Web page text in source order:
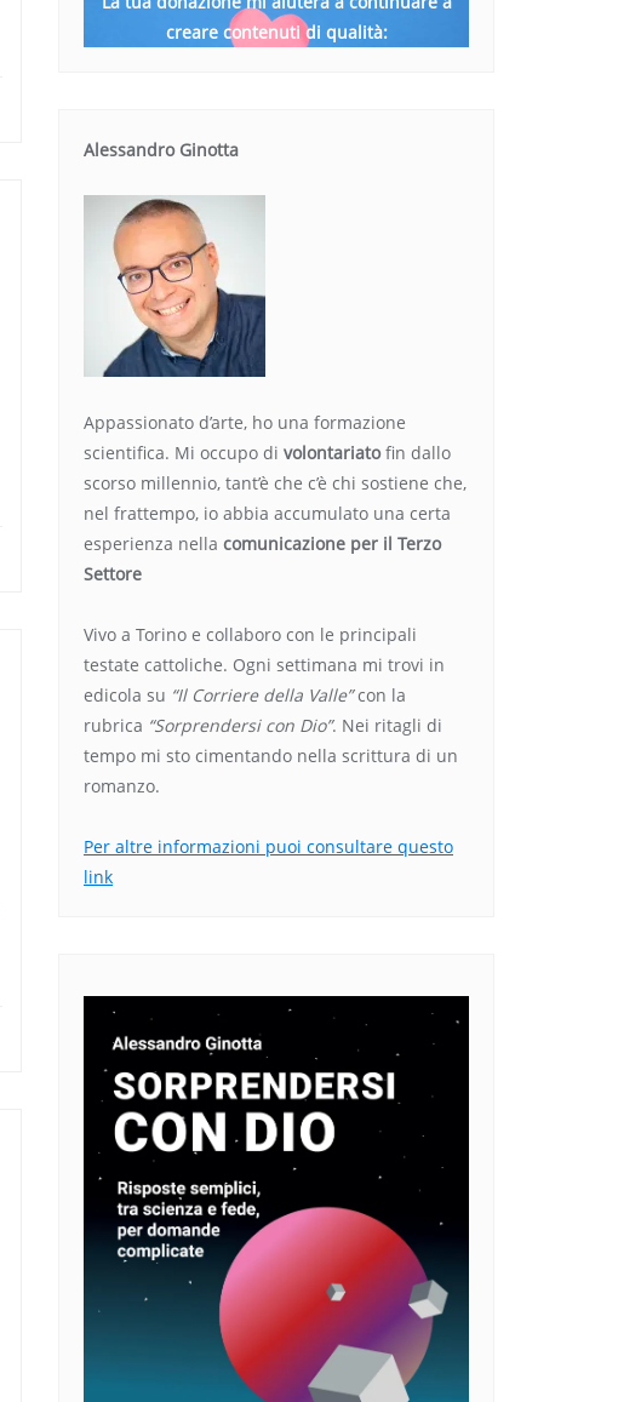
creare contenuti di qualità:
Alessandro Ginotta
Appassionato d’arte, ho una formazione
scientifica. Mi occupo di volontariatofin dallo
scorso millennio, tant’è che c’è chi sostiene che,
nel frattempo, io abbia accumulato una certa
esperienza nella comunicazione per il Terzo
Settore
Vivo a Torino e collaboro con le principali
testate cattoliche. Ogni settimana mi trovi in
edicola su “Il Corriere della Valle”con la
rubrica “Sorprendersi con Dio”. Nei ritagli di
tempo mi sto cimentando nella scrittura di un
romanzo.
Per altre informazioni puoi consultare questo
link